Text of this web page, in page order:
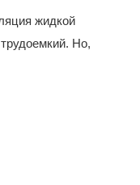
жидкой
Но,